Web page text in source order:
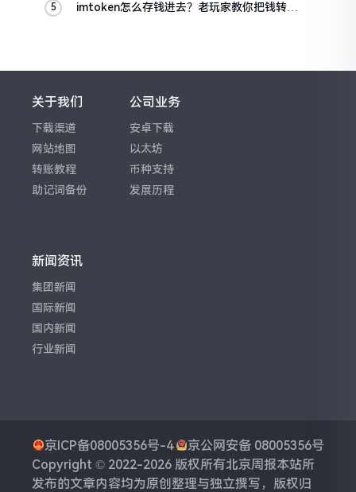
imtoken怎么存钱进去？老玩家教你把钱转进
关于我们
下载渠道
网站地图
转账教程
助记词备份
公司业务
安卓下载
以太坊
币种支持
发展历程
新闻资讯
集团新闻
国际新闻
国内新闻
行业新闻
京ICP备08005356号-4
京公网安备 08005356号
Copyright © 2022-2026 版权所有北京周报本站所
发布的文章内容均为原创整理与独立撰写，版权归